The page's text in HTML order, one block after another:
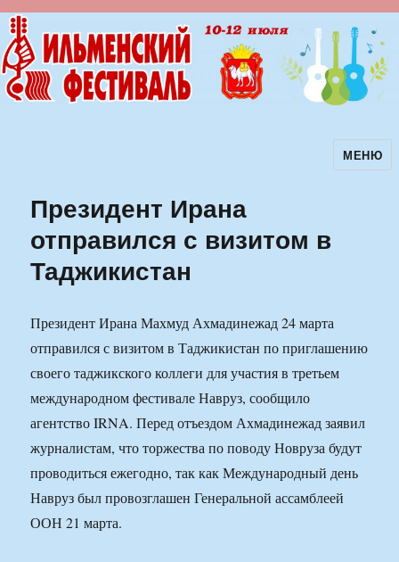
Ильменский фестиваль авторскойМЕНЮ
Президент Ирана
отправился с визитом в
Таджикистан
Президент Ирана Махмуд Ахмадинежад 24 марта
отправился с визитом в Таджикистан по приглашению
своего таджикского коллеги для участия в третьем
международном фестивале Навруз, сообщило
агентство IRNA. Перед отъездом Ахмадинежад заявил
журналистам, что торжества по поводу Новруза будут
проводиться ежегодно, так как Международный день
Навруз был провозглашен Генеральной ассамблеей
ООН 21 марта.